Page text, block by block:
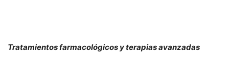
Tratamientos farmacológicos y terapias avanzadas